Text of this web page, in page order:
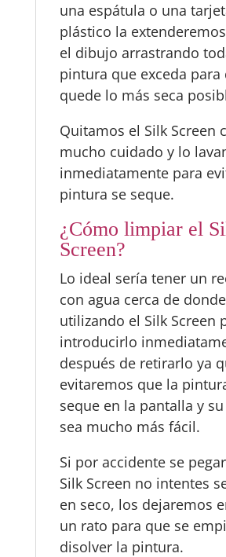
una espátula o una
plástico la
el dibujo arrastrando
pintura que exceda para
quede lo más seca
Quitamos el Silk Screen
mucho cuidado y lo
inmediatamente para
pintura se seque.
¿Cómo limpiar el
Screen?
Lo ideal sería tener un
con agua cerca de
utilizando el Silk Screen
introducirlo
después de retirarlo ya
evitaremos que la
seque en la pantalla y
sea mucho más fácil.
Si por accidente se
Silk Screen no intentes
en seco, los dejaremos
un rato para que se
disolver la pintura.